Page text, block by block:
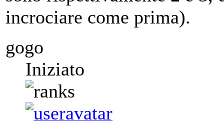
incrociare come prima).
gogo
Iniziato